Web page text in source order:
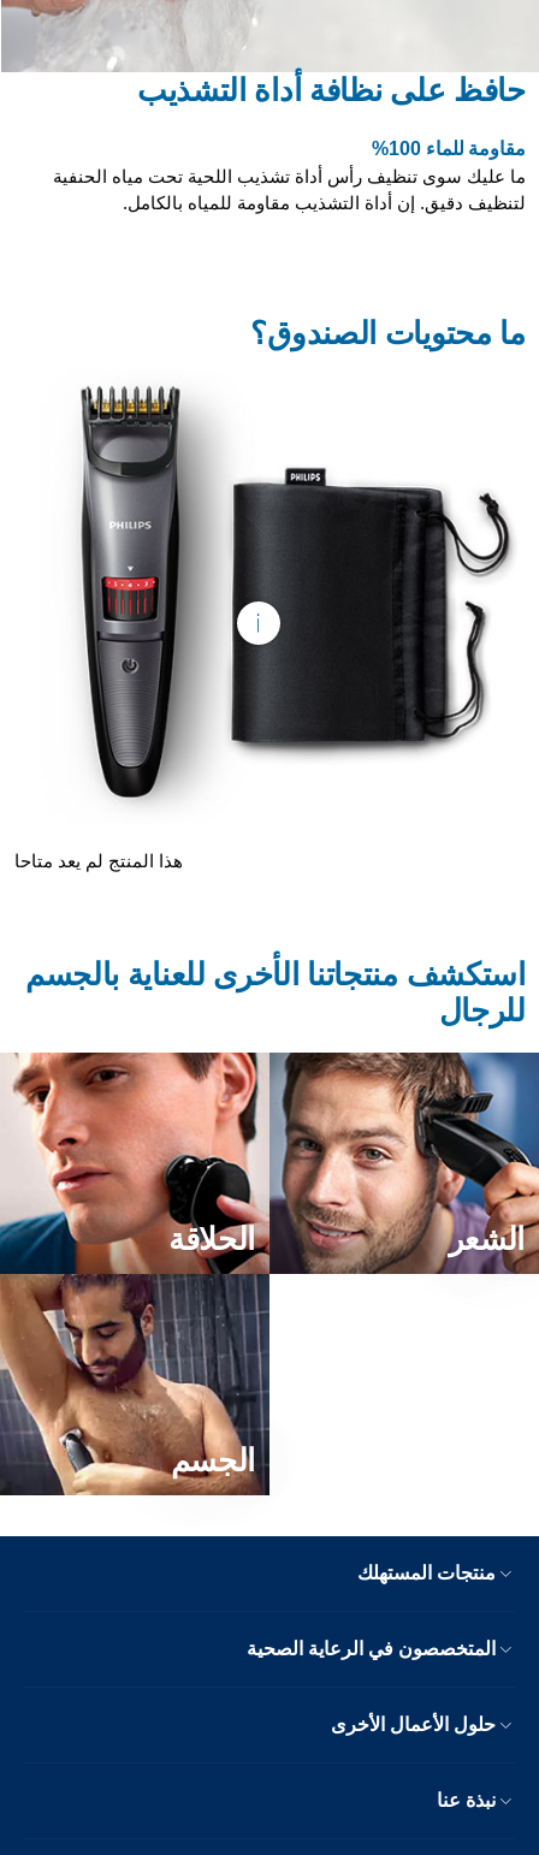
حافظ على نظافة أداة التشذيب
مقاومة للماء 100%
ما عليك سوى تنظيف رأس أداة تشذيب اللحية تحت مياه الحنفية
لتنظيف دقيق. إن أداة التشذيب مقاومة للمياه بالكامل.
ما محتويات الصندوق؟
هذا المنتج لم يعد متاحا
استكشف منتجاتنا الأخرى للعناية بالجسم
للرجال
الحلاقة
الجسم
منتجات المستهلك
المتخصصون في الرعاية الصحية
حلول الأعمال الأخرى
نبذة عنا